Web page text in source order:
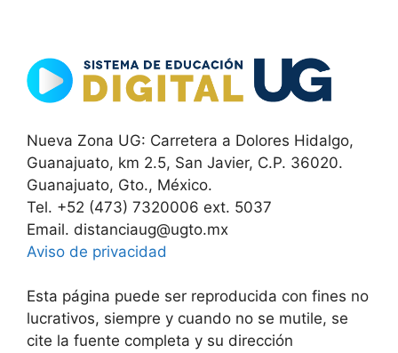
Nueva Zona UG: Carretera a Dolores Hidalgo,
Guanajuato, km 2.5, San Javier, C.P. 36020.
Guanajuato, Gto., México.
Tel. +52 (473) 7320006 ext. 5037
Email. distanciaug@ugto.mx
Aviso de privacidad
Esta página puede ser reproducida con fines no
lucrativos, siempre y cuando no se mutile, se
cite la fuente completa y su dirección